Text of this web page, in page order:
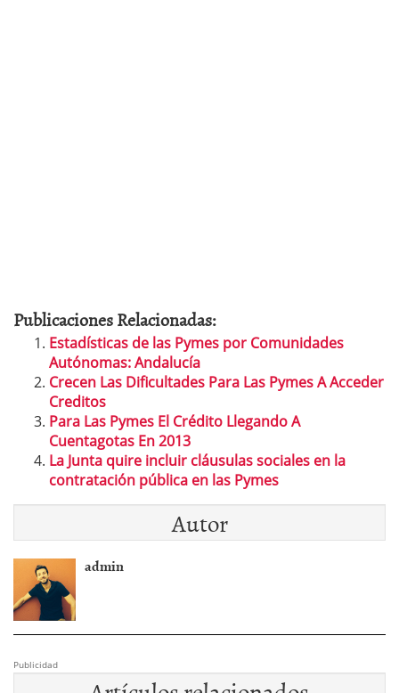
Publicaciones Relacionadas:
Estadísticas de las Pymes por Comunidades
Autónomas: Andalucía
Crecen Las Dificultades Para Las Pymes A Acceder
Creditos
Para Las Pymes El Crédito Llegando A
Cuentagotas En 2013
La Junta quire incluir cláusulas sociales en la
contratación pública en las Pymes
Autor
admin
Publicidad